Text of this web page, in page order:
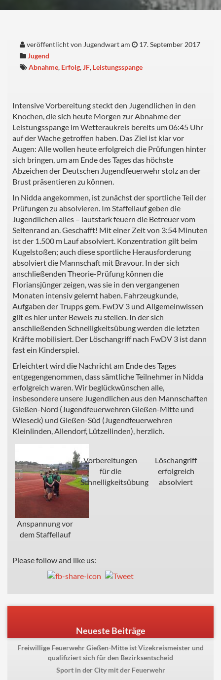
veröffentlicht von Jugendwart am
17. September 2017
Jugend
Abnahme, Erfolg,JF, Leistungsspange
Intensive Vorbereitung steckt den Jugendlichen in den
Knochen, die sich heute Morgen zur Abnahme der
Leistungsspange im Wetteraukreis bereits um 06:45 Uhr
auf der Wache getroffen haben. Das Ziel ist klar vor
Augen: Alle wollen heute erfolgreich die Prüfungen hinter
sich bringen, um am Ende des Tages das höchste
Abzeichen der Deutschen Jugendfeuerwehr stolz an der
Brust präsentieren zu können.
In Nidda angekommen, ist zunächst der sportliche Teil der
Prüfungen zu absolvieren. Im Staffellauf geben die
Jugendlichen alles – lautstark feuern die Betreuer vom
Seitenrand an. Geschafft! Mit einer Zeit von 3:54 Minuten
ist der 1.500 m Lauf absolviert. Konzentration gilt beim
Kugelstoßen; auch diese sportliche Herausforderung
absolviert die Mannschaft mit Bravour. In der sich
anschließenden Theorie-Prüfung können die
Floriansjünger zeigen, was sie in den vergangenen
Monaten intensiv gelernt haben. Fahrzeugkunde,
Aufgaben der Trupps gem. FwDV 3 und Allgemeinwissen
gilt es hier unter Beweis zu stellen. In der sich
anschließenden Schnelligkeitsübung werden die letzten
Kräfte mobilisiert. Der Löschangriff nach FwDV 3 ist dann
fast ein Kinderspiel.
Erleichtert wird die Nachricht am Ende des Tages
entgegengenommen, dass sämtliche Teilnehmer in Nidda
erfolgreich waren. Wir beglückwünschen alle,
insbesondere unsere Jugendlichen aus den Mannschaften
Gießen-Nord (Jugendfeuerwehren Gießen-Mitte und
Wieseck) und Gießen-Süd (Jugendfeuerwehren
Kleinlinden, Allendorf, Lützellinden), herzlich.
Anspannung vor
dem Staffellauf
Vorbereitungen
für die
Schnelligkeitsübung
Löschangriff
erfolgreich
absolviert
Please follow and like us:
Neueste Beiträge
Freiwillige Feuerwehr Gießen-Mitte ist Vizekreismeister und
qualifiziert sich für den Bezirksentscheid
Sport in der City mit der Feuerwehr